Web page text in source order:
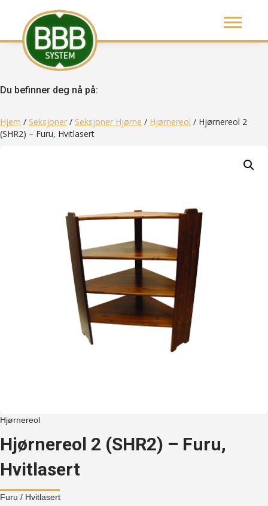
Du befinner deg nå på:
Hjem / Seksjoner / Seksjoner Hjørne / Hjørnereol / Hjørnereol 2
(SHR2) – Furu, Hvitlasert
Hjørnereol
Hjørnereol 2 (SHR2) – Furu,
Hvitlasert
Furu / Hvitlasert